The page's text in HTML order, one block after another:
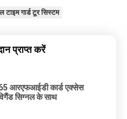
टाइम गार्ड टूर सिस्टम
प्राप्त करें
आरएफआईडी कार्ड एक्सेस
सिग्नल के साथ